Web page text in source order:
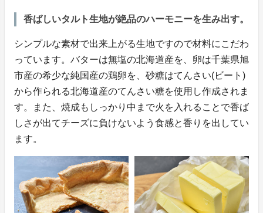
香ばしいタルト生地が絶品のハーモニーを生み出す。
シンプルな素材で出来上がる生地ですので材料にこだわ
っています。バターは無塩の北海道産を、卵は千葉県旭
市産の希少な純国産の鶏卵を、砂糖はてんさい(ビート)
から作られる北海道産のてんさい糖を使用し作成されま
す。また、焼成もしっかり中まで火を入れることで香ば
しさが出てチーズに負けないよう食感と香りを出してい
ます。